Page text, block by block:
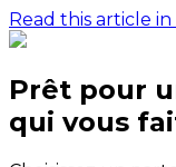
Read this article
Prêt pour
qui vous